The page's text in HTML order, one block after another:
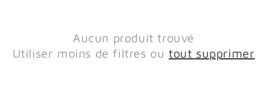
Aucun produit trouvé
Utiliser moins de filtres ou tout supprimer